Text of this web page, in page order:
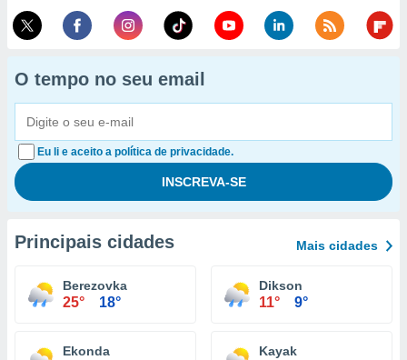
O tempo no seu email
Eu li e aceito a política de privacidade.
Principais cidades Mais cidades
Berezovka
25° 18°
Dikson
11° 9°
Ekonda Kayak